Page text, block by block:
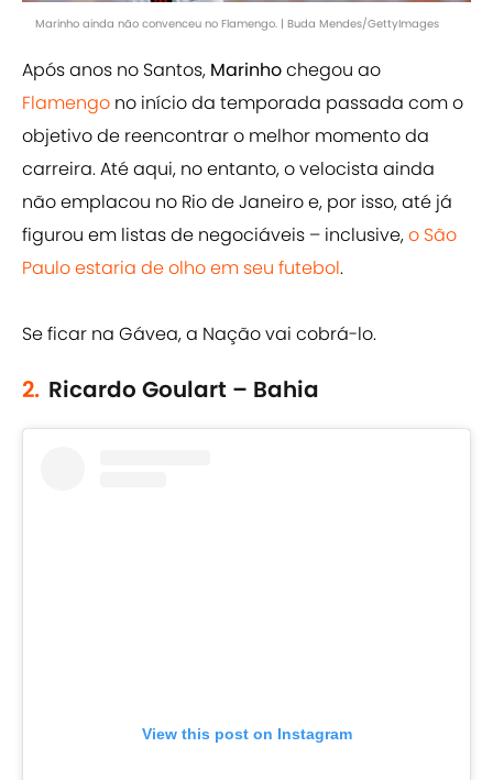
Marinho ainda não convenceu no Flamengo. | Buda Mendes/GettyImages
Após anos no Santos, Marinhochegou ao
Flamengo no início da temporada passada com o
objetivo de reencontrar o melhor momento da
carreira. Até aqui, no entanto, o velocista ainda
não emplacou no Rio de Janeiro e, por isso, até já
figurou em listas de negociáveis – inclusive,o São
Paulo estaria de olho em seu futebol.
Se ficar na Gávea, a Nação vai cobrá-lo.
2. Ricardo Goulart – Bahia
View this post on Instagram